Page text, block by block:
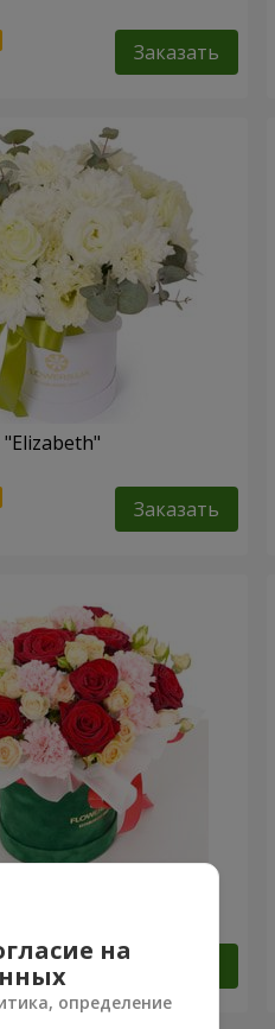
Заказать
Заказать
Cherry"
на
определение